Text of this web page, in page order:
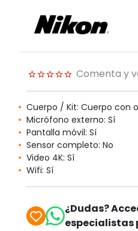
Comenta y
Cuerpo / Kit: Cuerpo con
Micrófono externo: Sí
Pantalla móvil: Sí
Sensor completo: No
Video 4K: Sí
Wifi: Sí
¿Dudas?
especialistas